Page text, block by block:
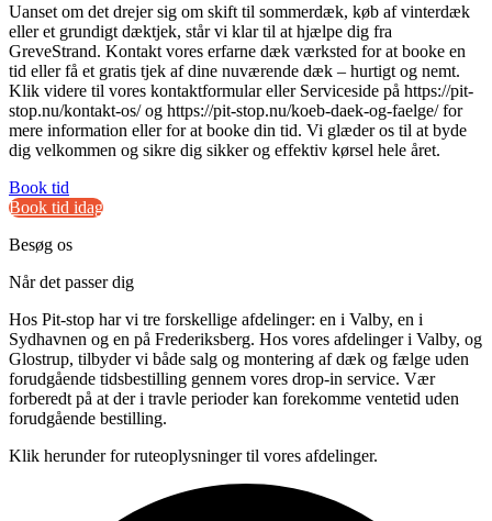
Uanset om det drejer sig om skift til sommerdæk, køb af vinterdæk
eller et grundigt dæktjek, står vi klar til at hjælpe dig fra
GreveStrand. Kontakt vores erfarne dæk værksted for at booke en
tid eller få et gratis tjek af dine nuværende dæk – hurtigt og nemt.
Klik videre til vores kontaktformular eller Serviceside på https://pit-
stop.nu/kontakt-os/ og https://pit-stop.nu/koeb-daek-og-faelge/ for
mere information eller for at booke din tid. Vi glæder os til at byde
dig velkommen og sikre dig sikker og effektiv kørsel hele året.
Book tid
Book tid idag
Besøg os
Når det passer dig
Hos Pit-stop har vi tre forskellige afdelinger: en i Valby, en i
Sydhavnen og en på Frederiksberg. Hos vores afdelinger i Valby, og
Glostrup, tilbyder vi både salg og montering af dæk og fælge uden
forudgående tidsbestilling gennem vores drop-in service. Vær
forberedt på at der i travle perioder kan forekomme ventetid uden
forudgående bestilling.
Klik herunder for ruteoplysninger til vores afdelinger.